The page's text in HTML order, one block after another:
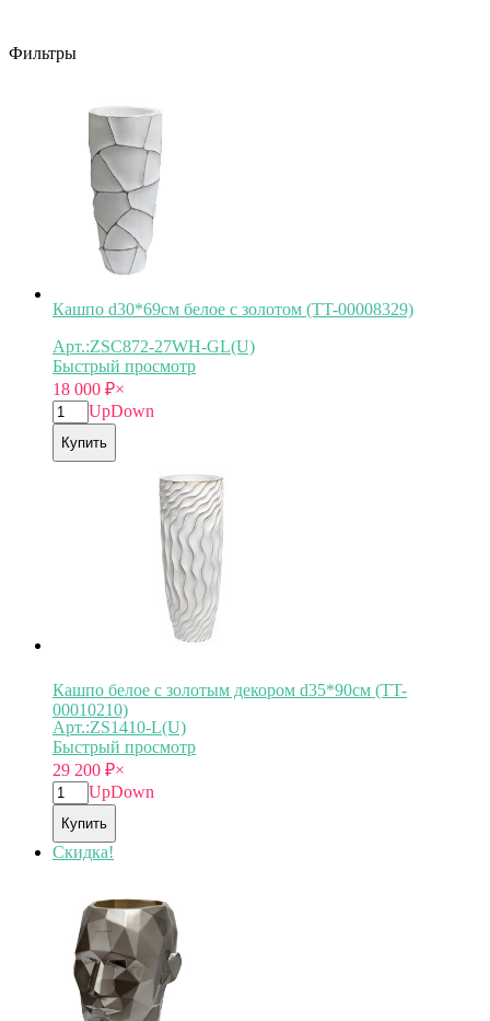
Фильтры
Кашпо d30*69см белое с золотом (TT-00008329)
Арт.:ZSC872-27WH-GL(U)
Быстрый просмотр
18 000 ₽×
UpDown
Купить
Кашпо белое с золотым декором d35*90см (TT-
00010210)
Арт.:ZS1410-L(U)
Быстрый просмотр
29 200 ₽×
UpDown
Купить
Скидка!